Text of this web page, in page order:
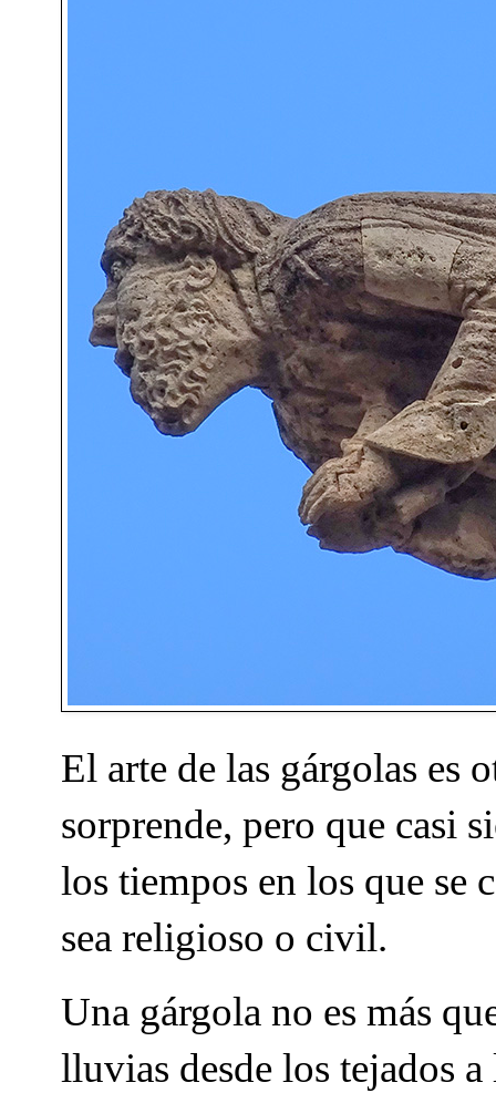
El arte de las gárgolas es
sorprende, pero que casi
los tiempos en los que se
sea religioso o civil.
Una gárgola no es más
lluvias desde los tejados